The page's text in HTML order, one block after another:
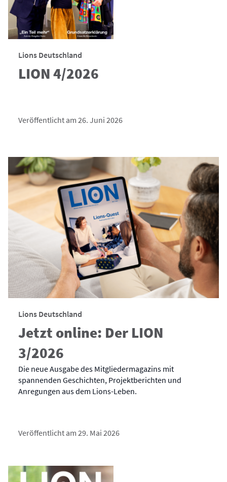
Lions Deutschland
LION 4/2026
Veröffentlicht am 26. Juni 2026
Lions Deutschland
Jetzt online: Der LION
3/2026
Die neue Ausgabe des Mitgliedermagazins mit
spannenden Geschichten, Projektberichten und
Anregungen aus dem Lions-Leben.
Veröffentlicht am 29. Mai 2026